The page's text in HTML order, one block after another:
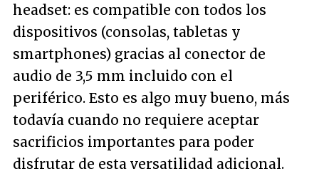
headset: es compatible con todos los
dispositivos (consolas, tabletas y
smartphones) gracias al conector de
audio de 3,5 mm incluido con el
periférico. Esto es algo muy bueno, más
todavía cuando no requiere aceptar
sacrificios importantes para poder
disfrutar de esta versatilidad adicional.